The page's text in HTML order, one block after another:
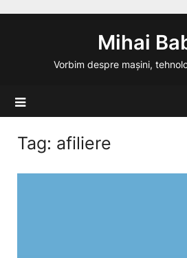
Mihai
Vorbim despre mașini,
Tag: afiliere